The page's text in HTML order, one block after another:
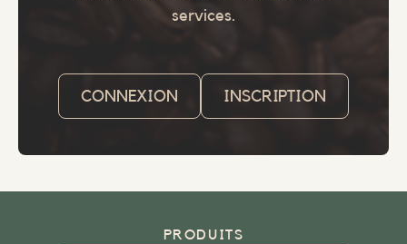
services.
CONNEXION INSCRIPTION
PRODUITS